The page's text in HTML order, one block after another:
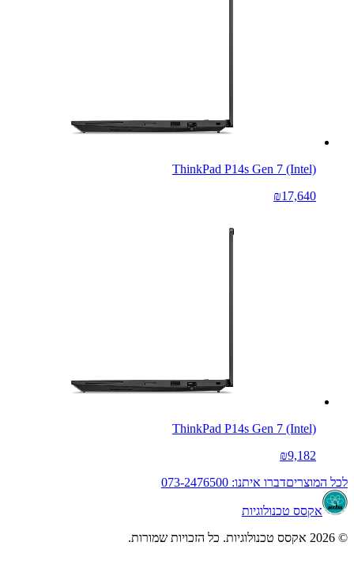
ThinkPad P14s Gen 7 (Intel)
₪17,640
ThinkPad P14s Gen 7 (Intel)
₪9,182
לכל המוצריםדברו איתנו: 073-2476500
אקסס טכנולוגיות
© 2026 אקסס טכנולוגיות. כל הזכויות שמורות.